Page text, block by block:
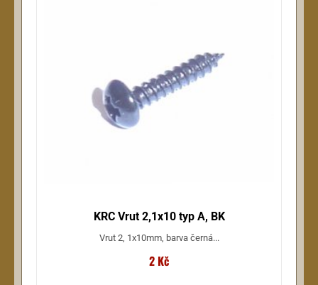
KRC Vrut 2,1x10 typ A, BK
Vrut 2, 1x10mm, barva černá...
2 Kč